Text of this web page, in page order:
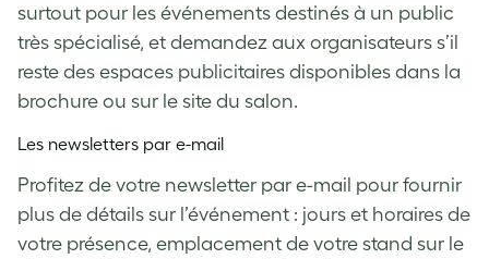
surtout pour les événements destinés à un public
très spécialisé, et demandez aux organisateurs s’il
reste des espaces publicitaires disponibles dans la
brochure ou sur le site du salon.
Les newsletters par e-mail
Profitez de votre newsletter par e-mail pour fournir
plus de détails sur l’événement : jours et horaires de
votre présence, emplacement de votre stand sur le